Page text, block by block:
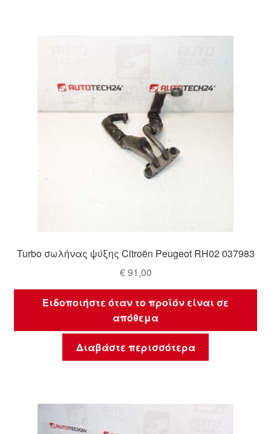
Turbo σωλήνας ψύξης Citroën Peugeot RH02 037983
€91,00
Ειδοποιήστε όταν το προϊόν είναι σε
απόθεμα
Διαβάστε περισσότερα